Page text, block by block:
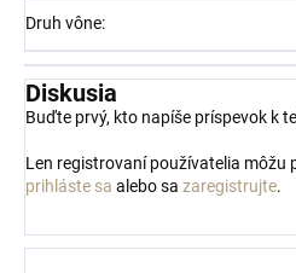
Druh vône:
Diskusia
Buďte prvý, kto napíše príspevok k
Len registrovaní používatelia môžu
prihláste sa alebo sa zaregistrujte.